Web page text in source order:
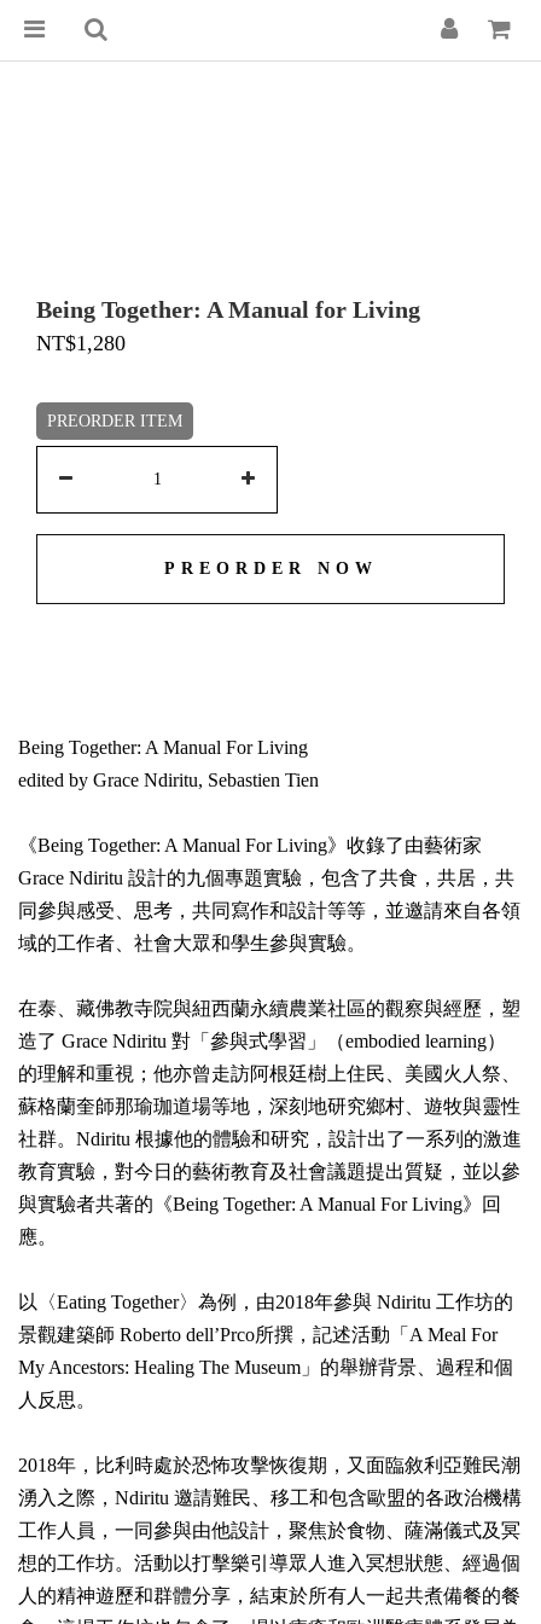
Being Together: A Manual for Living
NT$1,280
PREORDER ITEM
PREORDER NOW
Being Together: A Manual For Living
edited by Grace Ndiritu, Sebastien Tien
《Being Together: A Manual For Living》收錄了由藝術家
Grace Ndiritu 設計的九個專題實驗，包含了共食，共居，共
同參與感受、思考，共同寫作和設計等等，並邀請來自各領
域的工作者、社會大眾和學生參與實驗。
在泰、藏佛教寺院與紐西蘭永續農業社區的觀察與經歷，塑
造了 Grace Ndiritu 對「參與式學習」（embodied learning）
的理解和重視；他亦曾走訪阿根廷樹上住民、美國火人祭、
蘇格蘭奎師那瑜珈道場等地，深刻地研究鄉村、遊牧與靈性
社群。Ndiritu 根據他的體驗和研究，設計出了一系列的激進
教育實驗，對今日的藝術教育及社會議題提出質疑，並以參
與實驗者共著的《Being Together: A Manual For Living》回
應。
以〈Eating Together〉為例，由2018年參與 Ndiritu 工作坊的
景觀建築師 Roberto dell’Prco所撰，記述活動「A Meal For
My Ancestors: Healing The Museum」的舉辦背景、過程和個
人反思。
2018年，比利時處於恐怖攻擊恢復期，又面臨敘利亞難民潮
湧入之際，Ndiritu 邀請難民、移工和包含歐盟的各政治機構
工作人員，一同參與由他設計，聚焦於食物、薩滿儀式及冥
想的工作坊。活動以打擊樂引導眾人進入冥想狀態、經過個
人的精神遊歷和群體分享，結束於所有人一起共煮備餐的餐